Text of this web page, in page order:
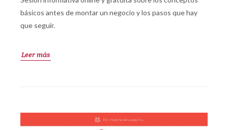
básicos antes de montar un negocio y los pasos que hay
que seguir.
Leer más